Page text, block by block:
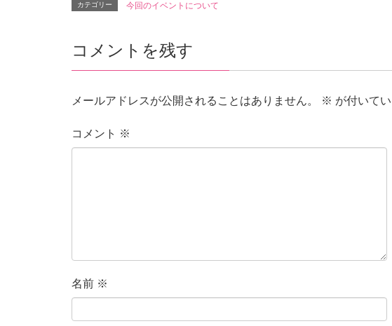
カテゴリー 今回のイベントについて
コメントを残す
メールアドレスが公開されることはありません。 ※ が付いて
コメント ※
名前 ※